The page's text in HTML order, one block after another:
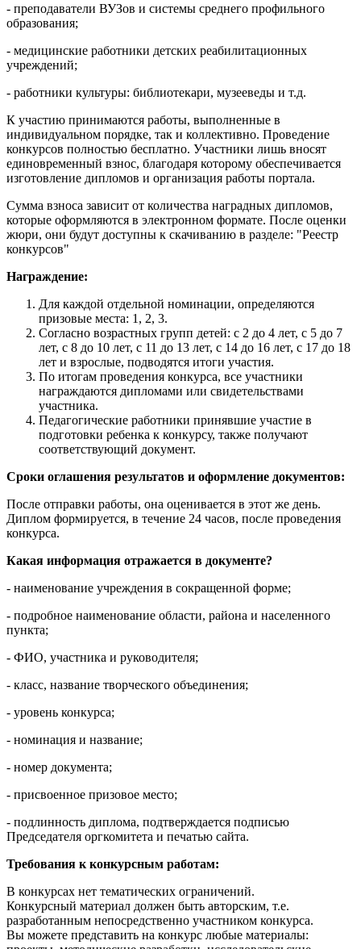
- преподаватели ВУЗов и системы среднего профильного
образования;
- медицинские работники детских реабилитационных
учреждений;
- работники культуры: библиотекари, музееведы и т.д.
К участию принимаются работы, выполненные в
индивидуальном порядке, так и коллективно. Проведение
конкурсов полностью бесплатно. Участники лишь вносят
единовременный взнос, благодаря которому обеспечивается
изготовление дипломов и организация работы портала.
Сумма взноса зависит от количества наградных дипломов,
которые оформляются в электронном формате. После оценки
жюри, они будут доступны к скачиванию в разделе: "Реестр
конкурсов"
Награждение:
Для каждой отдельной номинации, определяются
призовые места: 1, 2, 3.
Согласно возрастных групп детей: с 2 до 4 лет, с 5 до 7
лет, с 8 до 10 лет, с 11 до 13 лет, с 14 до 16 лет, с 17 до 18
лет и взрослые, подводятся итоги участия.
По итогам проведения конкурса, все участники
награждаются дипломами или свидетельствами
участника.
Педагогические работники принявшие участие в
подготовки ребенка к конкурсу, также получают
соответствующий документ.
Сроки оглашения результатов и оформление документов:
После отправки работы, она оценивается в этот же день.
Диплом формируется, в течение 24 часов, после проведения
конкурса.
Какая информация отражается в документе?
- наименование учреждения в сокращенной форме;
- подробное наименование области, района и населенного
пункта;
- ФИО, участника и руководителя;
- класс, название творческого объединения;
- уровень конкурса;
- номинация и название;
- номер документа;
- присвоенное призовое место;
- подлинность диплома, подтверждается подписью
Председателя оргкомитета и печатью сайта.
Требования к конкурсным работам:
В конкурсах нет тематических ограничений.
Конкурсный материал должен быть авторским, т.е.
разработанным непосредственно участником конкурса.
Вы можете представить на конкурс любые материалы: